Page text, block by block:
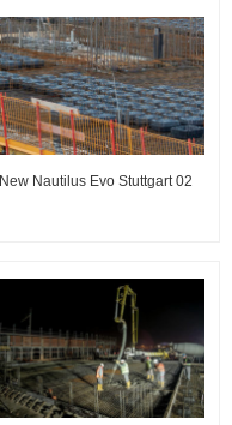
New Nautilus Evo Stuttgart 02